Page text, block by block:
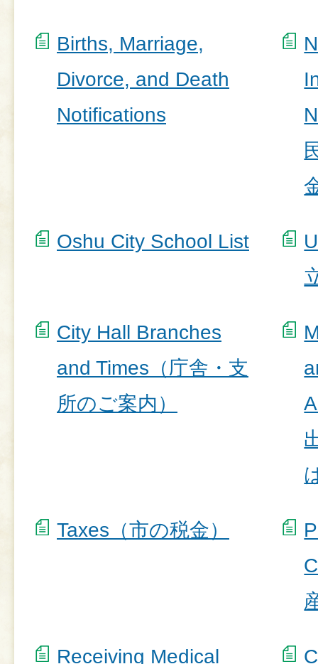
Births, Marriage,
Divorce, and Death
Notifications
Oshu City School List
City Hall Branches
and Times（庁舎・支
所のご案内）
Taxes（市の税金）
Receiving Medical